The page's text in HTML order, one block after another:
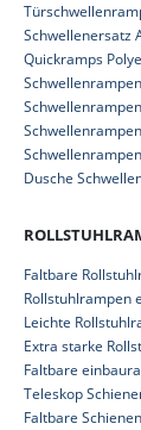
Schwellenersatz
Quickramps
Dusche
Faltbare
Rollstuhlrampen
Leichte
Extra starke
Faltbare
Teleskop
Faltbare